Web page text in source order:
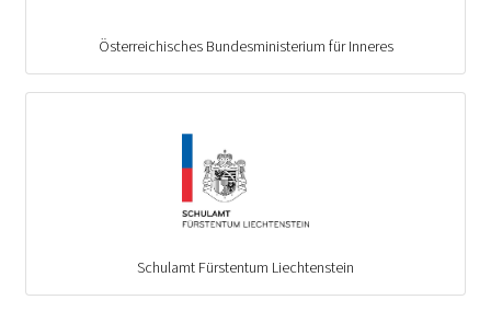
Österreichisches Bundesministerium für Inneres
Schulamt Fürstentum Liechtenstein